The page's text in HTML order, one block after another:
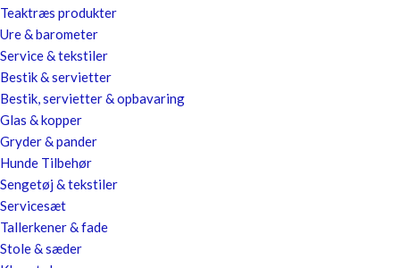
Teaktræs produkter
Ure & barometer
Service & tekstiler
Bestik & servietter
Bestik, servietter & opbavaring
Glas & kopper
Gryder & pander
Hunde Tilbehør
Sengetøj & tekstiler
Servicesæt
Tallerkener & fade
Stole & sæder